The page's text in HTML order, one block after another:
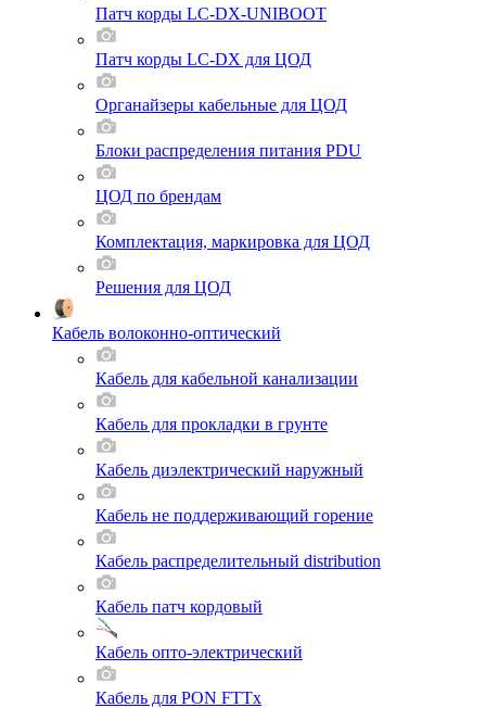
Патч корды LC-DX-UNIBOOT
Патч корды LC-DX для ЦОД
Органайзеры кабельные для ЦОД
Блоки распределения питания PDU
ЦОД по брендам
Комплектация, маркировка для ЦОД
Решения для ЦОД
Кабель волоконно-оптический
Кабель для кабельной канализации
Кабель для прокладки в грунте
Кабель диэлектрический наружный
Кабель не поддерживающий горение
Кабель распределительный distribution
Кабель патч кордовый
Кабель опто-электрический
Кабель для PON FTTx